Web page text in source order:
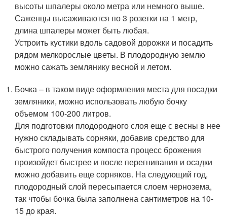
высоты шпалеры около метра или немного выше.
Саженцы высаживаются по 3 розетки на 1 метр,
длина шпалеры может быть любая.
Устроить кустики вдоль садовой дорожки и посадить
рядом мелкорослые цветы. В плодородную землю
можно сажать землянику весной и летом.
Бочка – в таком виде оформления места для посадки
земляники, можно использовать любую бочку
объемом 100-200 литров.
Для подготовки плодородного слоя еще с весны в нее
нужно складывать сорняки, добавив средство для
быстрого получения компоста процесс брожения
произойдет быстрее и после перегнивания и осадки
можно добавить еще сорняков. На следующий год,
плодородный слой пересыпается слоем чернозема,
так чтобы бочка была заполнена сантиметров на 10-
15 до края.